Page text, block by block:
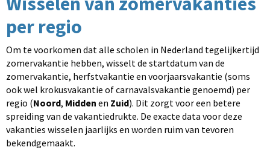
per regio
Om te voorkomen dat alle scholen in Nederland tegelijkertijd
zomervakantie hebben, wisselt de startdatum van de
zomervakantie, herfstvakantie en voorjaarsvakantie (soms
ook wel krokusvakantie of carnavalsvakantie genoemd) per
regio (Noord, Midden en Zuid). Dit zorgt voor een betere
spreiding van de vakantiedrukte. De exacte data voor deze
vakanties wisselen jaarlijks en worden ruim van tevoren
bekendgemaakt.